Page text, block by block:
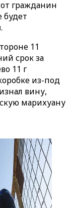
гражданин
будет
11
срок за
11 г
из-под
вину,
марихуану